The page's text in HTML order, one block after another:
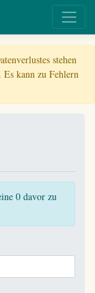
stehen
kann zu Fehlern
0 davor zu